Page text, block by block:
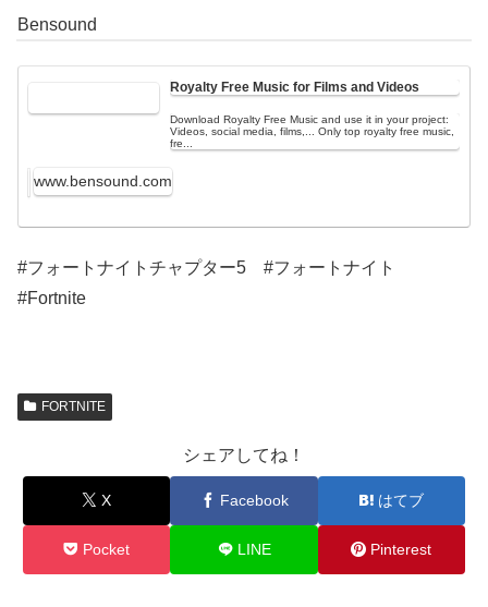
Bensound
Royalty Free Music for Films and Videos
Download Royalty Free Music and use it in your project:
Videos, social media, films,... Only top royalty free music,
fre...
www.bensound.com
#フォートナイトチャプター5 #フォートナイト
#Fortnite
FORTNITE
シェアしてね！
X Facebook はてブ
Pocket LINE Pinterest